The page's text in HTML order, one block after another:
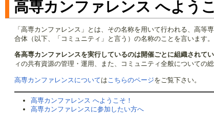
高専カンファレンス へよう
「高専カンファレンス」とは、その名称を用いて行われる、高
合体（以下、「コミュニティ」と言う）の名称のことを言います。
各高専カンファレンスを実行しているのは開催ごとに組織されて
ィの共有資源の管理・運用、また、コミュニティ全般についての
高専カンファレンスについては こちらのページをご覧下さい。
高専カンファレンス へようこそ！
高専カンファレンスに参加したい方へ